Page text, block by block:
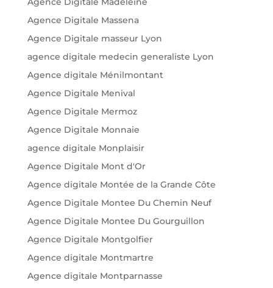
Agence Digitale Massena
Agence Digitale masseur Lyon
agence digitale medecin generaliste Lyon
Agence digitale Ménilmontant
Agence Digitale Menival
Agence Digitale Mermoz
Agence Digitale Monnaie
agence digitale Monplaisir
Agence Digitale Mont d'Or
Agence digitale Montée de la Grande Côte
Agence Digitale Montee Du Chemin Neuf
Agence Digitale Montee Du Gourguillon
Agence Digitale Montgolfier
Agence digitale Montmartre
Agence digitale Montparnasse